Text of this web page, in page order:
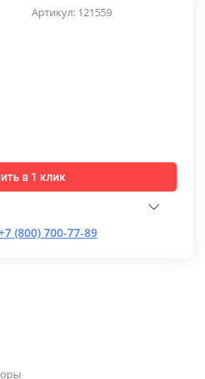
Артикул: 121559
в 1 клик
(800) 700-77-89